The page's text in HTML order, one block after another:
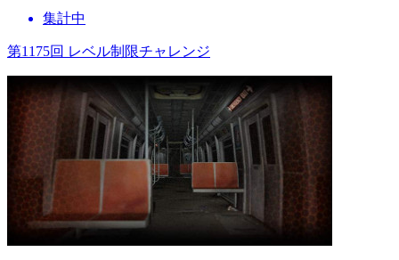
集計中
第1175回 レベル制限チャレンジ